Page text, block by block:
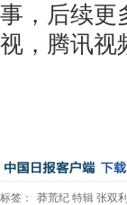
事，后续更
视，腾讯视
标签： 莽荒纪 特辑 张双利